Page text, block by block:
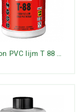
Griffon PVC lijm T 88 5 ltr.